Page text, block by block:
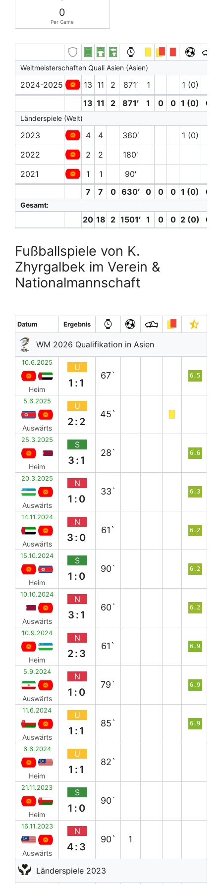
0
Per Game
Weltmeisterschaften Quali Asien (Asien)
2024-2025 13 11 2 871′ 1
1 (0)
13 11 2 871′ 1 0 0 1 (0) 0
Länderspiele (Welt)
2023 4 4 360′
1 (0)
2022
2 2
180′
2021
1 1
90′
7
7 0 630′ 0 0 0 1 (0) 0
Gesamt:
20 18 2 1501′ 1 0 0 2 (0) 0
Fußballspiele von K.
Zhyrgalbek im Verein &
Nationalmannschaft
Datum Ergebnis
WM 2026 Qualifikation in Asien
10.6.2025
Heim
U
1:1
67` 6.5
5.6.2025
Auswärts
U
2:2
45`
25.3.2025
Heim
S
3:1
28` 6.6
20.3.2025
Auswärts
N
1:0
33` 6.3
14.11.2024
Auswärts
N
3:0
61` 6.2
15.10.2024
Heim
S
1:0
90` 6.2
10.10.2024
Auswärts
N
3:1
60` 6.2
10.9.2024
Heim
N
2:3
61` 6.9
5.9.2024
Auswärts
N
1:0
79` 6.9
11.6.2024
Auswärts
U
1:1
85` 6.9
6.6.2024
Heim
U
1:1
82`
21.11.2023
Heim
S
1:0
90`
16.11.2023
Auswärts
N
4:3
90` 1
Länderspiele 2023